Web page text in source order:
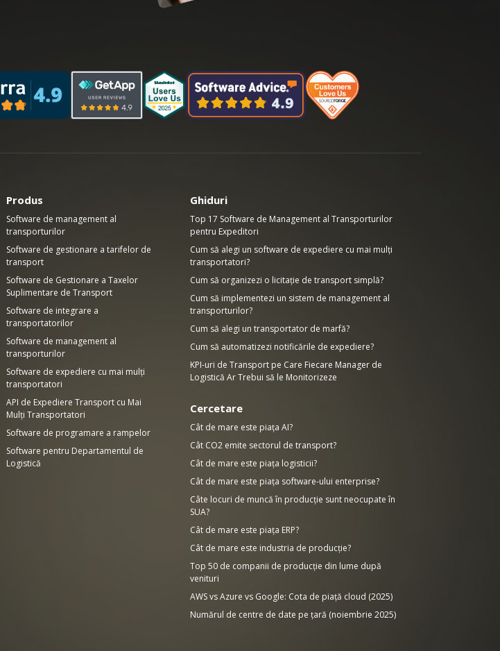
Produs
Software de management al
transporturilor
Software de gestionare a tarifelor de
transport
Software de Gestionare a Taxelor
Suplimentare de Transport
Software de integrare a
transportatorilor
Software de management al
transporturilor
Software de expediere cu mai mulți
transportatori
API de Expediere Transport cu Mai
Mulți Transportatori
Software de programare a rampelor
Software pentru Departamentul de
Logistică
Ghiduri
Top 17 Software de Management al Transporturilor
pentru Expeditori
Cum să alegi un software de expediere cu mai mulți
transportatori?
Cum să organizezi o licitație de transport simplă?
Cum să implementezi un sistem de management al
transporturilor?
Cum să alegi un transportator de marfă?
Cum să automatizezi notificările de expediere?
KPI-uri de Transport pe Care Fiecare Manager de
Logistică Ar Trebui să le Monitorizeze
Cercetare
Cât de mare este piața AI?
Cât CO2 emite sectorul de transport?
Cât de mare este piața logisticii?
Cât de mare este piața software-ului enterprise?
Câte locuri de muncă în producție sunt neocupate în
SUA?
Cât de mare este piața ERP?
Cât de mare este industria de producție?
Top 50 de companii de producție din lume după
venituri
AWS vs Azure vs Google: Cota de piață cloud (2025)
Numărul de centre de date pe țară (noiembrie 2025)